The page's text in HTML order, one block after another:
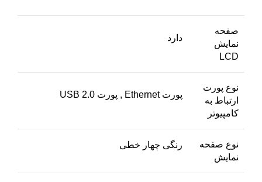
صفحه
نمایش
LCD
دارد
نوع پورت
ارتباط به
کامپیوتر
پورت Ethernet , پورت USB 2.0
نوع صفحه
نمایش
رنگی چهار خطی